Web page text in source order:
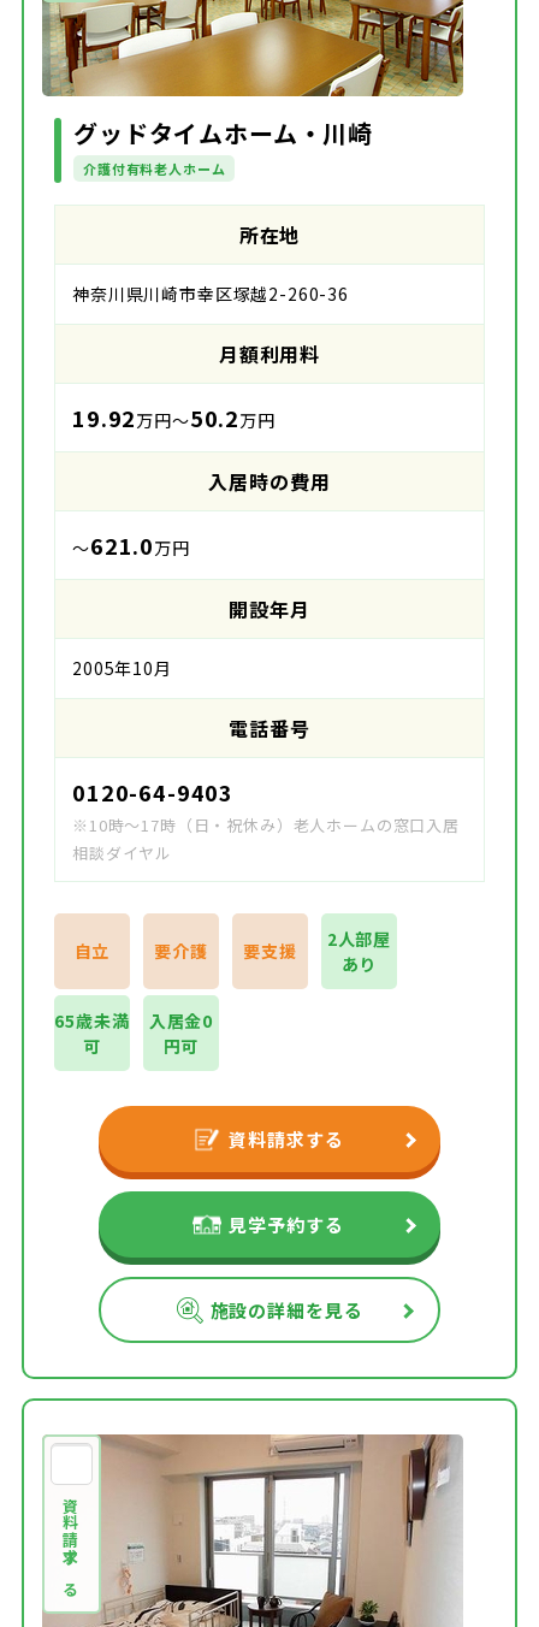
グッドタイムホーム・川崎
介護付有料老人ホーム
所在地
神奈川県川崎市幸区塚越2-260-36
月額利用料
19.92万円～50.2万円
入居時の費用
～621.0万円
開設年月
2005年10月
電話番号
0120-64-9403
※10時～17時（日・祝休み）老人ホームの窓口入居
相談ダイヤル
自立 要介護 要支援
2人部屋
あり
65歳未満
可
入居金0
円可
資料請求する
見学予約する
施設の詳細を見る
資料請求する